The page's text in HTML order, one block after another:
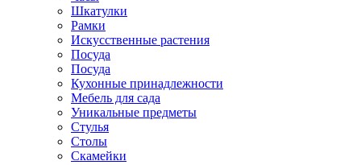
Шкатулки
Рамки
Искусственные растения
Посуда
Посуда
Кухонные принадлежности
Мебель для сада
Уникальные предметы
Стулья
Столы
Скамейки